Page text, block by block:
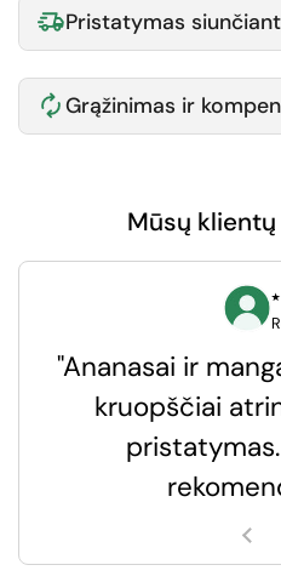
Pristatymas siunčiant
Grąžinimas ir
Mūsų
"Ananasai ir
kruopščiai